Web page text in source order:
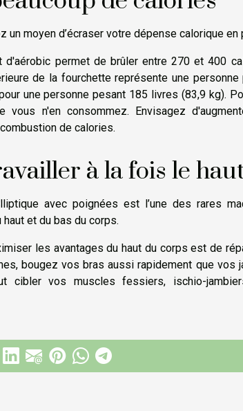
un moyen d’écraser votre dépense calorique
d'aérobic permet de brûler entre 270 et 400
de la fourchette représente une
une personne pesant 185 livres (83,9 kg).
vous n'en consommez. Envisagez
de calories.
à la fois le
avec poignées est l’une des rares
et du bas du corps.
les avantages du haut du corps est de
bougez vos bras aussi rapidement que
cibler vos muscles fessiers, ischio-